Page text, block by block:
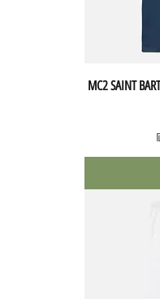
MC2 SAINT